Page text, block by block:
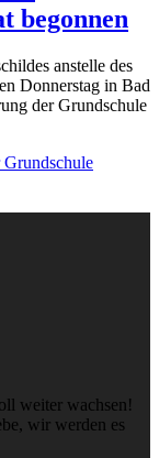
begonnen
anstelle des
Donnerstag in Bad
der Grundschule
weiter wachsen!
wir werden es